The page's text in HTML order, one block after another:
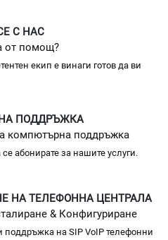
С НАС
от помощ?
екип е винаги готов да ви
ПОДДРЪЖКА
компютърна поддръжка
абонирате за нашите услуги.
НА ТЕЛЕФОННА ЦЕНТРАЛА
& Конфигуриране
поддръжка на SIP VoIP телефонни